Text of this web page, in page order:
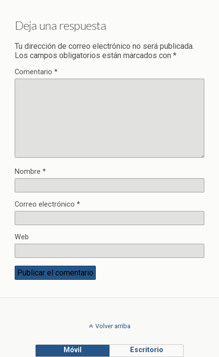
Deja una respuesta
Tu dirección de correo electrónico no será publicada.
Los campos obligatorios están marcados con *
Comentario *
Nombre *
Correo electrónico *
Web
Volver arriba
Móvil Escritorio